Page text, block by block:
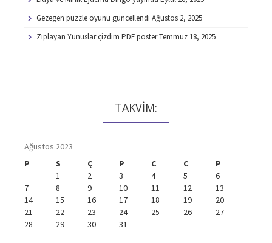
Gezegen puzzle oyunu güncellendi Ağustos 2, 2025
Zıplayan Yunuslar çizdim PDF posterTemmuz 18, 2025
TAKVİM:
Ağustos 2023
P
S Ç P C C
P
1
2 3 4 5
6
7
8 9 10 11 12
13
14
15 16 17 18 19
20
21
22 23 24 25 26
27
28
29 30 31